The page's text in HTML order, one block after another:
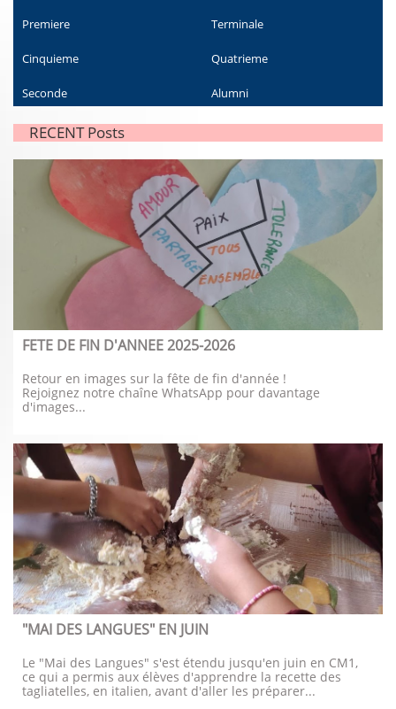
Premiere Terminale
Cinquieme Quatrieme
Seconde Alumni
RECENT Posts
FETE DE FIN D'ANNEE 2025-2026
Retour en images sur la fête de fin d'année !
Rejoignez notre chaîne WhatsApp pour davantage
d'images...
"MAI DES LANGUES" EN JUIN
Le "Mai des Langues" s'est étendu jusqu'en juin en CM1,
ce qui a permis aux élèves d'apprendre la recette des
tagliatelles, en italien, avant d'aller les préparer...